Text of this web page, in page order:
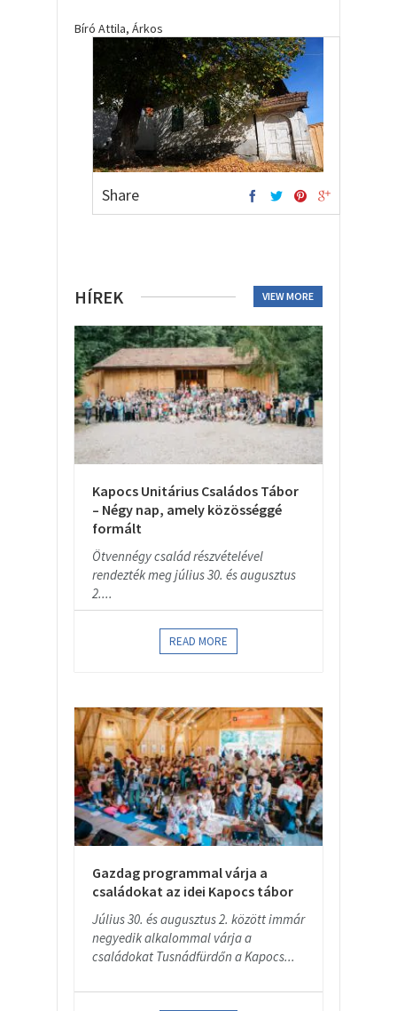
Bíró Attila, Árkos
Share
HÍREK VIEW MORE
Kapocs Unitárius Családos Tábor
– Négy nap, amely közösséggé
formált
Ötvennégy család részvételével
rendezték meg július 30. és augusztus
2....
READ MORE
Gazdag programmal várja a
családokat az idei Kapocs tábor
Július 30. és augusztus 2. között immár
negyedik alkalommal várja a
családokat Tusnádfürdőn a Kapocs...